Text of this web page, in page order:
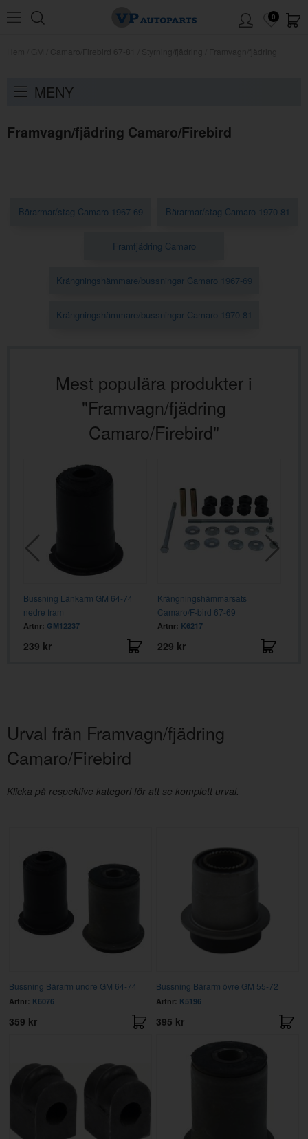
0
MENY
Framvagn/fjädring Camaro/Firebird
Bärarmar/stag Camaro 1967-69 Bärarmar/stag Camaro 1970-81
Framfjädring Camaro
Krängningshämmare/bussningar Camaro 1967-69
Krängningshämmare/bussningar Camaro 1970-81
Mest populära produkter i
"Framvagn/fjädring
Camaro/Firebird"
Bussning Länkarm GM 64-74
nedre fram
Artnr: GM12237
239 kr
Krängningshämmarsats
Camaro/F-bird 67-69
Artnr: K6217
229 kr
Urval från Framvagn/fjädring
Camaro/Firebird
Klicka på respektive kategori för att se komplett urval.
Bussning Bärarm undre GM 64-74
Artnr: K6076
359 kr
Bussning Bärarm övre GM 55-72
Artnr: K5196
395 kr